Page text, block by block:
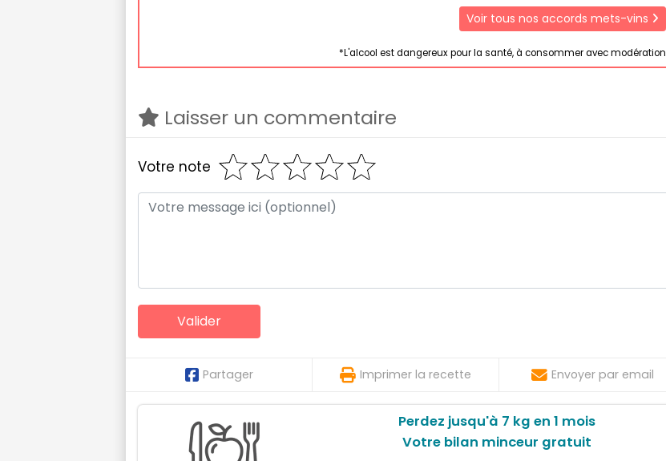
Voir tous nos accords mets-vins
*L'alcool est dangereux pour la santé, à consommer avec modération
Laisser un commentaire
Votre note
Partager Imprimer la recette Envoyer par email
Perdez jusqu'à 7 kg en 1 mois
Votre bilan minceur gratuit